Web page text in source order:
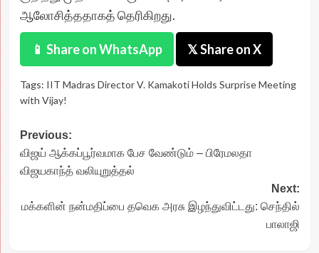
ஆலோசித்ததாகத் தெரிகிறது.
📱 Share on WhatsApp 𝕏 Share on X
Tags: IIT Madras Director V. Kamakoti Holds Surprise Meeting
with Vijay!
Post
navigation
Previous:
விஜய் ஆக்கப்பூர்வமாக பேச வேண்டும் – பிரேமலதா
விஜயகாந்த் வலியுறுத்தல்
Next:
மக்களின் நன்மதிப்பை தவெக அரசு இழந்துவிட்டது: செந்தில்
பாலாஜி